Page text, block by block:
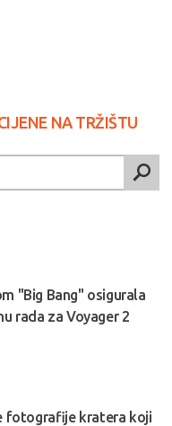
NA TRŽIŠTU
"Big Bang" osigurala
rada za Voyager 2
fotografije kratera koji